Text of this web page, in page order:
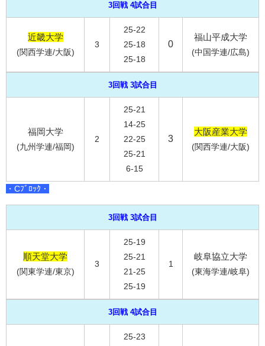
3回戦 4試合目
近畿大学
(関西学連/大阪)
3
25-22
25-18
25-18
0
福山平成大学
(中国学連/広島)
3回戦 3試合目
福岡大学
(九州学連/福岡)
2
25-21
14-25
22-25
25-21
6-15
3
大阪産業大学
(関西学連/大阪)
・Cﾌﾞﾛｯｸ・
3回戦 3試合目
順天堂大学
(関東学連/東京)
3
25-19
25-21
21-25
25-19
1
岐阜協立大学
(東海学連/岐阜)
3回戦 4試合目
25-23